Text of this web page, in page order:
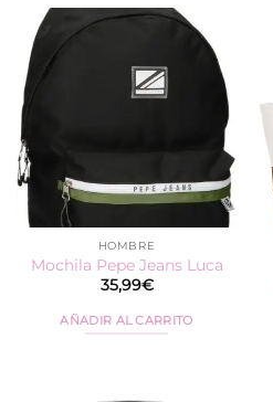
HOMBRE
Mochila Pepe Jeans Luca
35,99€
AÑADIR AL CARRITO